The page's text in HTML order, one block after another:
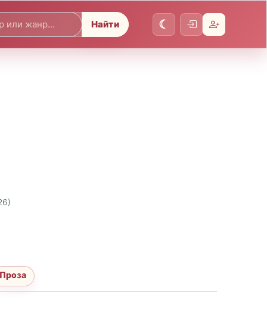
Найти
Проза